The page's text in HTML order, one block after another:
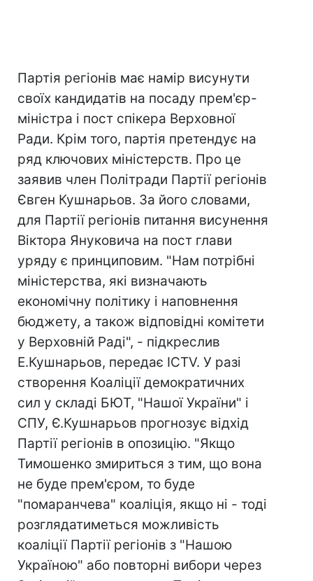
Партія регіонів має намір висунути
своїх кандидатів на посаду прем'єр-
міністра і пост спікера Верховної
Ради. Крім того, партія претендує на
ряд ключових міністерств. Про це
заявив член Політради Партії регіонів
Євген Кушнарьов. За його словами,
для Партії регіонів питання висунення
Віктора Януковича на пост глави
уряду є принциповим. "Нам потрібні
міністерства, які визначають
економічну політику і наповнення
бюджету, а також відповідні комітети
у Верховній Раді", - підкреслив
Е.Кушнарьов, передає ICTV. У разі
створення Коаліції демократичних
сил у складі БЮТ, "Нашої України" і
СПУ, Є.Кушнарьов прогнозує відхід
Партії регіонів в опозицію. "Якщо
Тимошенко змириться з тим, що вона
не буде прем'єром, то буде
"помаранчева" коаліція, якщо ні - тоді
розглядатиметься можливість
коаліції Партії регіонів з "Нашою
Україною" або повторні вибори через